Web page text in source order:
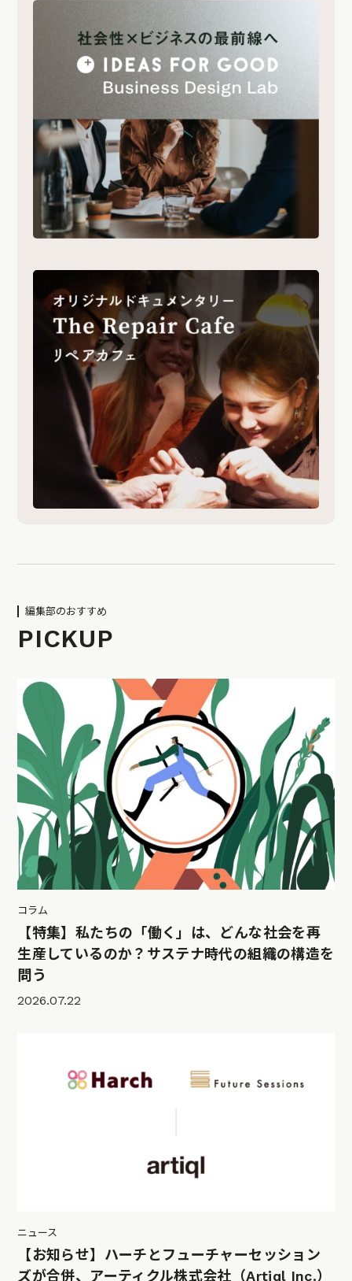
編集部のおすすめ
PICKUP
コラム
【特集】私たちの「働く」は、どんな社会を再
生産しているのか？サステナ時代の組織の構造を
問う
2026.07.22
ニュース
【お知らせ】ハーチとフューチャーセッション
ズが合併、アーティクル株式会社（Artiql Inc.）